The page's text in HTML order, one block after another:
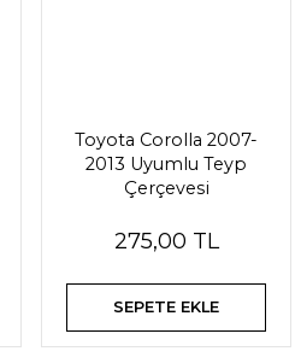
Toyota Corolla 2007-
2013 Uyumlu Teyp
Çerçevesi
275,00 TL
SEPETE EKLE